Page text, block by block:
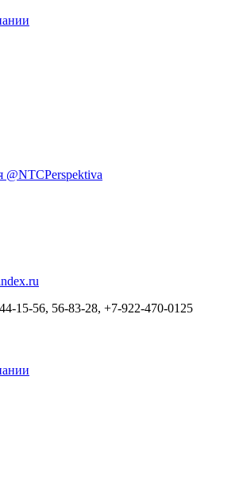
@NTCPerspektiva
15-56, 56-83-28, +7-922-470-0125